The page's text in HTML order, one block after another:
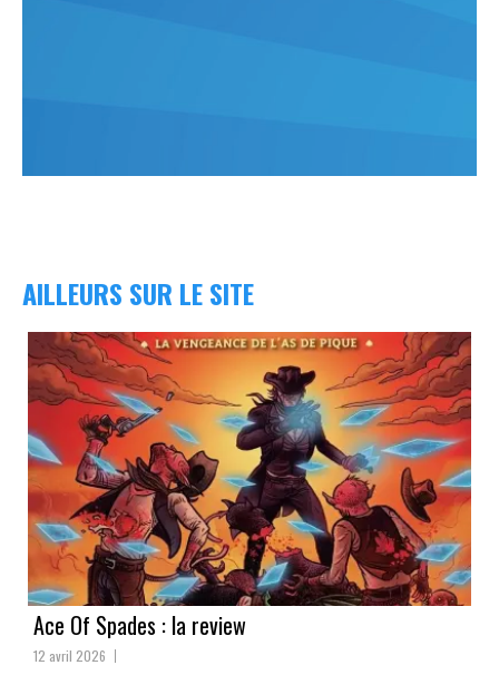
AILLEURS SUR LE SITE
Ace Of Spades : la review
12 avril 2026